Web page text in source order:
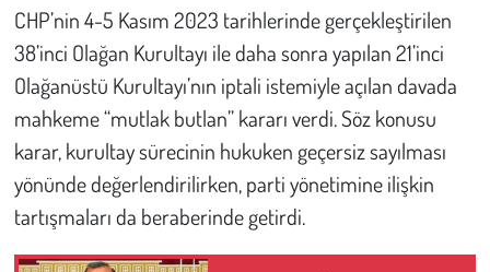
CHP’nin 4-5 Kasım 2023 tarihlerinde gerçekleştirilen
38’inci Olağan Kurultayı ile daha sonra yapılan 21’inci
Olağanüstü Kurultayı’nın iptali istemiyle açılan davada
mahkeme “mutlak butlan” kararı verdi. Söz konusu
karar, kurultay sürecinin hukuken geçersiz sayılması
yönünde değerlendirilirken, parti yönetimine ilişkin
tartışmaları da beraberinde getirdi.
Hukuk
Tarım
Son Dakika
Kent